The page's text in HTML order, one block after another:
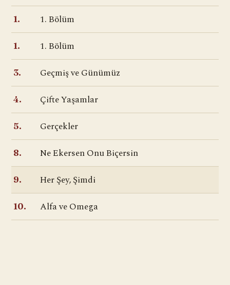
1. 1. Bölüm
1. 1. Bölüm
3. Geçmiş ve Günümüz
4. Çifte Yaşamlar
5. Gerçekler
8. Ne Ekersen Onu Biçersin
9. Her Şey, Şimdi
10. Alfa ve Omega